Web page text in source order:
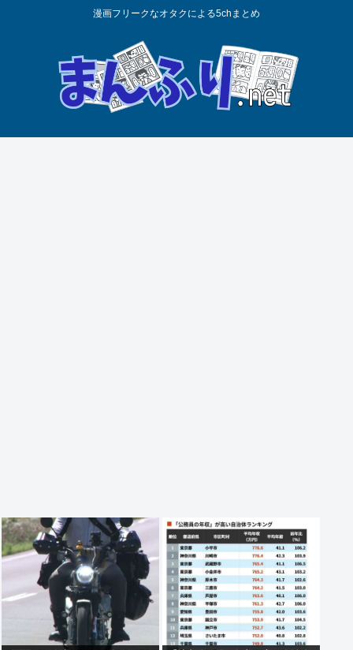
漫画フリークなオタクによる5chまとめ